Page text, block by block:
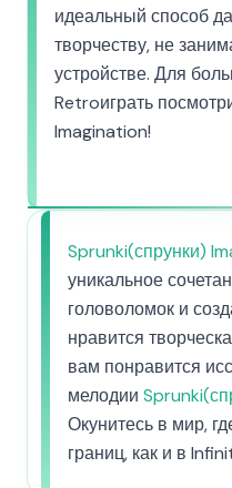
идеальный способ
творчеству, не
устройстве. Для
Retroиграть
Imagination!
Sprunki(спрунки)
уникальное
головоломок и
нравится
вам понравится
мелодии
Окунитесь в мир,
границ, как и в